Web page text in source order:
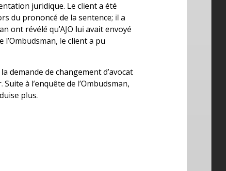
juridique. Le client a été
du prononcé de la sentence; il a
ont révélé qu’AJO lui avait envoyé
le client a pu
demande de changement d’avocat
à l’enquête de l’Ombudsman,
plus.